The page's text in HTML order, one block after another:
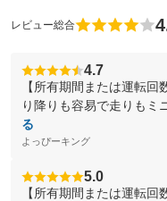
レビュー総合
4.7
【所有期間または運転
り降りも容易で走りもミ
る
よっぴーキング
5.0
【所有期間または運転